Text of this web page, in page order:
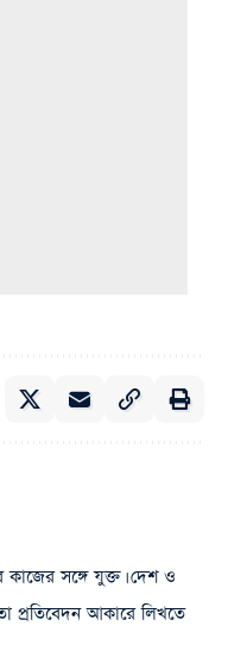
কাজের সঙ্গে যুক্ত। দেশ ও
প্রতিবেদন আকারে লিখতে